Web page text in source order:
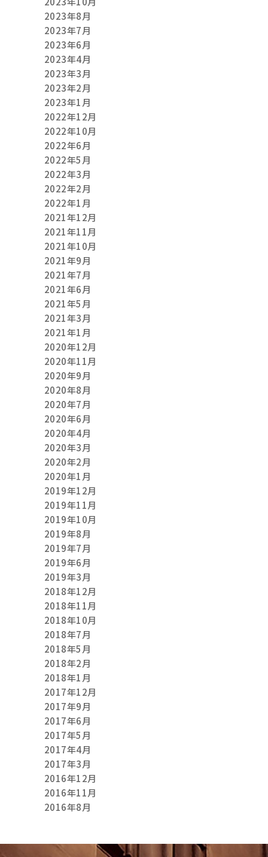
2023年8月
2023年7月
2023年6月
2023年4月
2023年3月
2023年2月
2023年1月
2022年12月
2022年10月
2022年6月
2022年5月
2022年3月
2022年2月
2022年1月
2021年12月
2021年11月
2021年10月
2021年9月
2021年7月
2021年6月
2021年5月
2021年3月
2021年1月
2020年12月
2020年11月
2020年9月
2020年8月
2020年7月
2020年6月
2020年4月
2020年3月
2020年2月
2020年1月
2019年12月
2019年11月
2019年10月
2019年8月
2019年7月
2019年6月
2019年3月
2018年12月
2018年11月
2018年10月
2018年7月
2018年5月
2018年2月
2018年1月
2017年12月
2017年9月
2017年6月
2017年5月
2017年4月
2017年3月
2016年12月
2016年11月
2016年8月